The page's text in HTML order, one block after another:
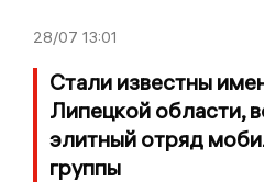
28/07 13:01
Стали известны
Липецкой области,
элитный отряд
группы